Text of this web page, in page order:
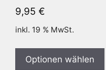
9,95 €
inkl. 19 % MwSt.
Optionen wählen